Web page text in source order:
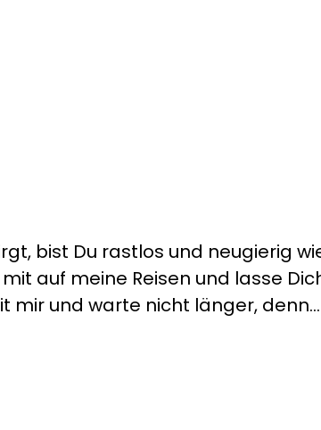
bist Du rastlos und neugierig
auf meine Reisen und lasse
und warte nicht länger,